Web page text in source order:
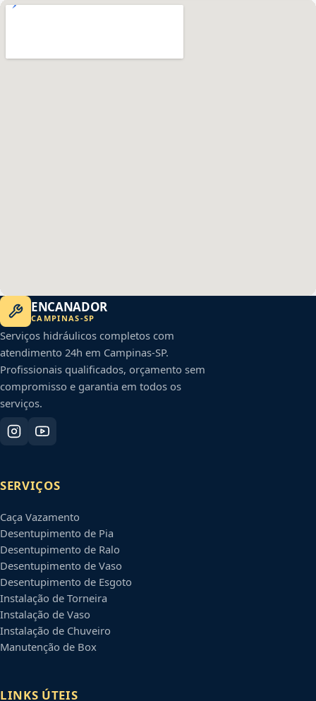
ENCANADOR
CAMPINAS-SP
Serviços hidráulicos completos com
atendimento 24h em Campinas-SP.
Profissionais qualificados, orçamento sem
compromisso e garantia em todos os
serviços.
SERVIÇOS
Caça Vazamento
Desentupimento de Pia
Desentupimento de Ralo
Desentupimento de Vaso
Desentupimento de Esgoto
Instalação de Torneira
Instalação de Vaso
Instalação de Chuveiro
Manutenção de Box
LINKS ÚTEIS